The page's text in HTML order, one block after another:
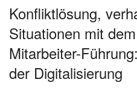
Konfliktlösung,
Situationen mit
Mitarbeiter-
der Digitalisierung